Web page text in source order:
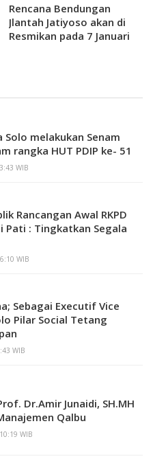
Rencana Bendungan
Jlantah Jatiyoso akan di
Resmikan pada 7 Januari
Solo melakukan Senam
rangka HUT PDIP ke- 51
WIB
Rancangan Awal RKPD
Pati : Tingkatkan Segala
WIB
Sebagai Executif Vice
Pilar Social Tetang
WIB
Dr.Amir Junaidi, SH.MH
Qalbu
WIB